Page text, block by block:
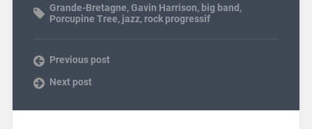
Grande-Bretagne,Gavin Harrison, big band ,
Porcupine Tree, jazz, rock progressif
Previous post
Next post